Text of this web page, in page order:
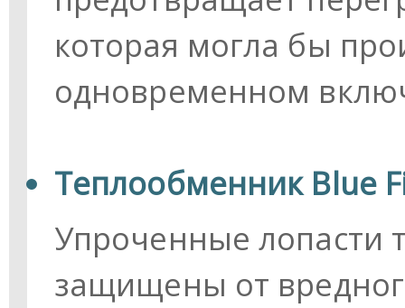
которая могла бы
одновременном
Теплообменник Blue
Упроченные лопасти
защищены от